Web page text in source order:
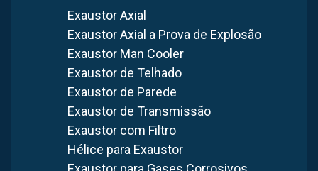
Exaustor Axial
Exaustor Axial a Prova de Explosão
Exaustor Man Cooler
Exaustor de Telhado
Exaustor de Parede
Exaustor de Transmissão
Exaustor com Filtro
Hélice para Exaustor
Uberlândia
Atendemos Uberlândia com fabricação própria em
Itaquaquecetuba (SP). Mais de 40 anos fornecendo
soluções em ventilação industrial para todo o Brasil.
WhatsApp
Quero Filtro de Manga sob medida